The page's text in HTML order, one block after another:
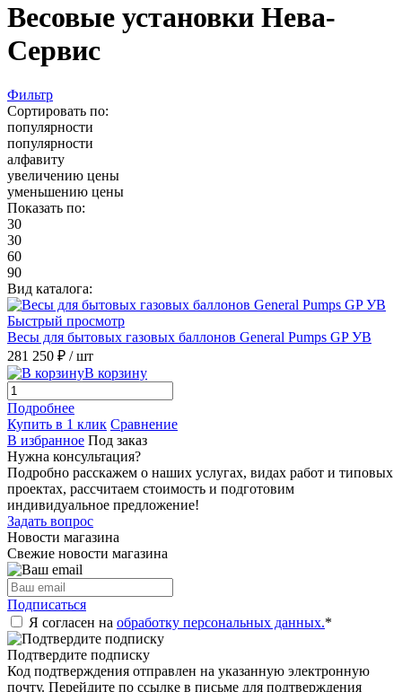
Весовые установки Нева-
Сервис
Фильтр
Сортировать по:
популярности
популярности
алфавиту
увеличению цены
уменьшению цены
Показать по:
30
30
60
90
Вид каталога:
Быстрый просмотр
Весы для бытовых газовых баллонов General Pumps GP УВ
281 250 ₽ / шт
В корзину
Подробнее
Купить в 1 клик Сравнение
В избранное Под заказ
Нужна консультация?
Подробно расскажем о наших услугах, видах работ и типовых
проектах, рассчитаем стоимость и подготовим
индивидуальное предложение!
Задать вопрос
Новости магазина
Свежие новости магазина
Подписаться
Я согласен на обработку персональных данных.*
Подтвердите подписку
Код подтверждения отправлен на указанную электронную
почту. Перейдите по ссылке в письме для подтверждения